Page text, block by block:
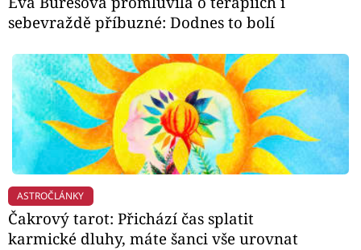
sebevraždě příbuzné: Dodnes to bolí
ASTROČLÁNKY
Čakrový tarot: Přichází čas splatit
karmické dluhy, máte šanci vše urovnat